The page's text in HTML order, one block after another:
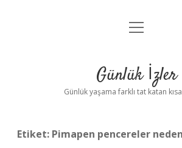
Anasayfa
Yasal Uyarı
menüyü
Günlük İzler
Günlük yaşama farklı tat katan
Etiket: Pimapen pencereler